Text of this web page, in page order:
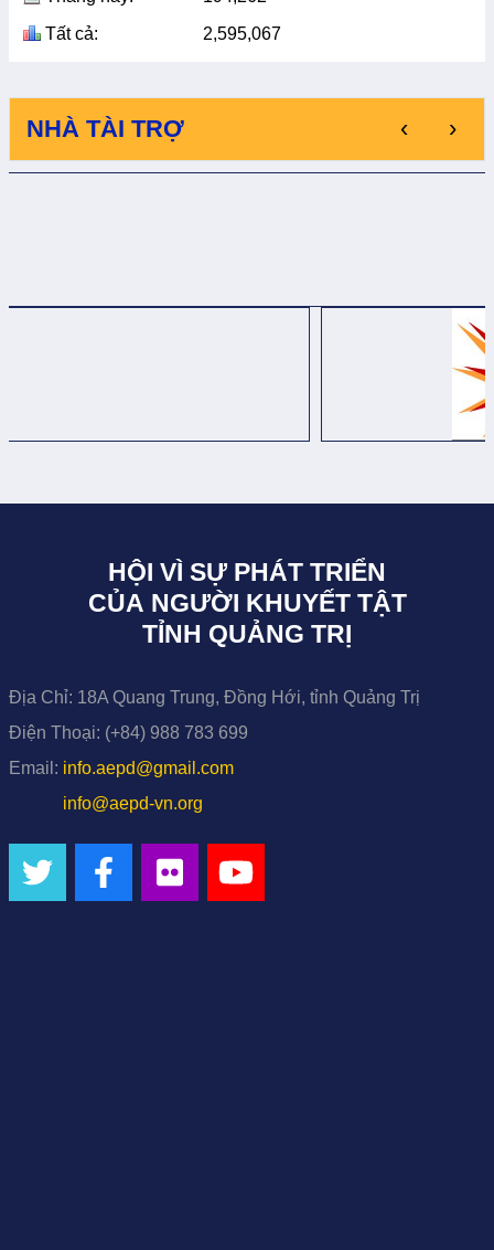
Tất cả:
2,595,067
NHÀ TÀI TRỢ ‹ ›
HỘI VÌ SỰ PHÁT TRIỂN
CỦA NGƯỜI KHUYẾT TẬT
TỈNH QUẢNG TRỊ
Địa Chỉ: 18A Quang Trung, Đồng Hới, tỉnh Quảng Trị
Điện Thoại: (+84) 988 783 699
Email: info.aepd@gmail.com
info@aepd-vn.org